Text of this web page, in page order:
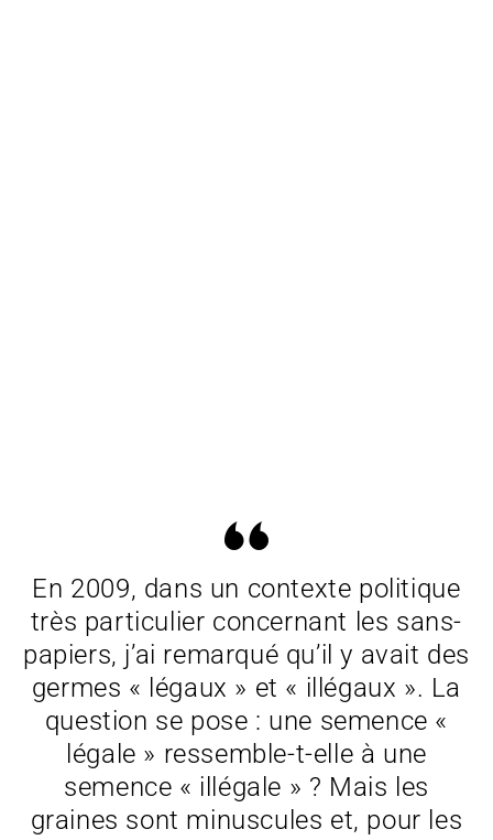
En 2009, dans un contexte politique
très particulier concernant les sans-
papiers, j’ai remarqué qu’il y avait des
germes « légaux » et « illégaux ». La
question se pose : une semence «
légale » ressemble-t-elle à une
semence « illégale » ? Mais les
graines sont minuscules et, pour les